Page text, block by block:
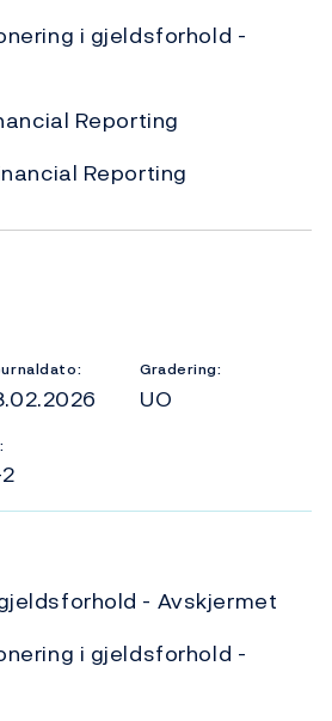
i gjeldsforhold -
Reporting
Reporting
Gradering:
UO
- Avskjermet
i gjeldsforhold -